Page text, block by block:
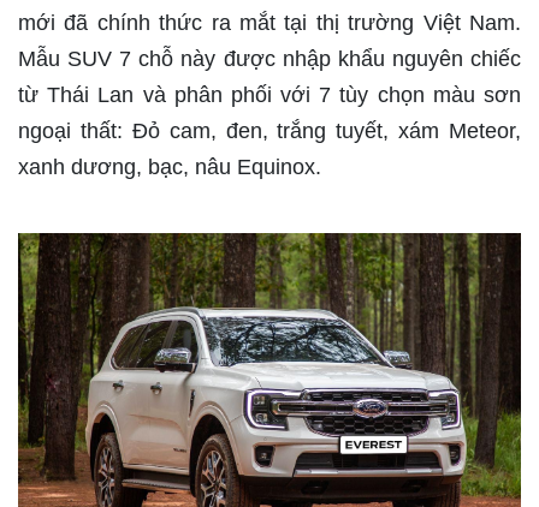
mới đã chính thức ra mắt tại thị trường Việt Nam.
Mẫu SUV 7 chỗ này được nhập khẩu nguyên chiếc
từ Thái Lan và phân phối với 7 tùy chọn màu sơn
ngoại thất: Đỏ cam, đen, trắng tuyết, xám Meteor,
xanh dương, bạc, nâu Equinox.